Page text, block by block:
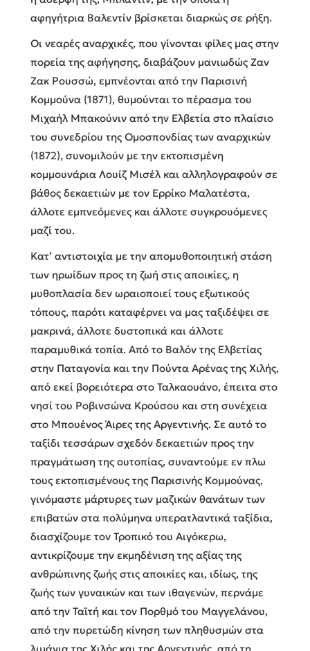
αφηγήτρια Βαλεντίν βρίσκεται διαρκώς σε ρήξη.
Οι νεαρές αναρχικές, που γίνονται φίλες μας στην
πορεία της αφήγησης, διαβάζουν μανιωδώς Ζαν
Ζακ Ρουσσώ, εμπνέονται από την Παρισινή
Κομμούνα (1871), θυμούνται το πέρασμα του
Μιχαήλ Μπακούνιν από την Ελβετία στο πλαίσιο
τoυ συνεδρίου της Ομοσπονδίας των αναρχικών
(1872), συνομιλούν με την εκτοπισμένη
κομμουνάρια Λουίζ Μισέλ και αλληλογραφούν σε
βάθος δεκαετιών με τον Ερρίκο Μαλατέστα,
άλλοτε εμπνεόμενες και άλλοτε συγκρουόμενες
μαζί του.
Κατ’ αντιστοιχία με την απομυθοποιητική στάση
των ηρωίδων προς τη ζωή στις αποικίες, η
μυθοπλασία δεν ωραιοποιεί τους εξωτικούς
τόπους, παρότι καταφέρνει να μας ταξιδέψει σε
μακρινά, άλλοτε δυστοπικά και άλλοτε
παραμυθικά τοπία. Από το Βαλόν της Ελβετίας
στην Παταγονία και την Πούντα Αρένας της Χιλής,
από εκεί βορειότερα στο Ταλκαουάνο, έπειτα στο
νησί του Ροβινσώνα Κρούσου και στη συνέχεια
στο Μπουένος Άιρες της Αργεντινής. Σε αυτό το
ταξίδι τεσσάρων σχεδόν δεκαετιών προς την
πραγμάτωση της ουτοπίας, συναντούμε εν πλω
τους εκτοπισμένους της Παρισινής Κομμούνας,
γινόμαστε μάρτυρες των μαζικών θανάτων των
επιβατών στα πολύμηνα υπερατλαντικά ταξίδια,
διασχίζουμε τον Τροπικό του Αιγόκερω,
αντικρίζουμε την εκμηδένιση της αξίας της
ανθρώπινης ζωής στις αποικίες και, ιδίως, της
ζωής των γυναικών και των ιθαγενών, περνάμε
από την Ταϊτή και τον Πορθμό του Μαγγελάνου,
από την πυρετώδη κίνηση των πληθυσμών στα